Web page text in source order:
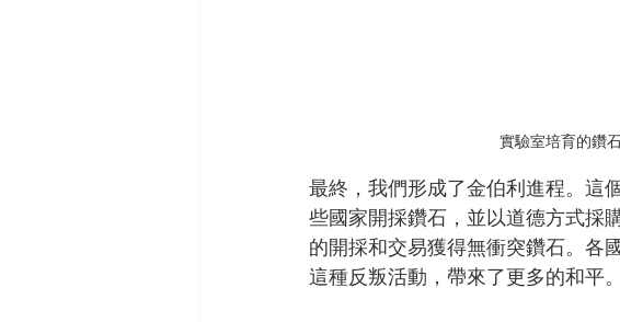
實驗室培育的鑽
最終，我們形成了金伯利進程。這
些國家開採鑽石，並以道德方式採
的開採和交易獲得無衝突鑽石。各
這種反叛活動，帶來了更多的和平。